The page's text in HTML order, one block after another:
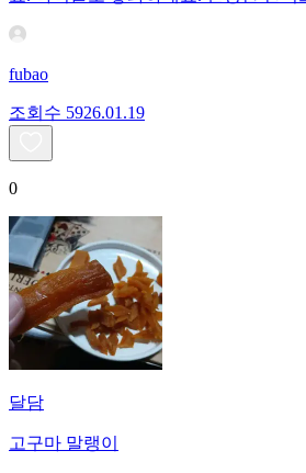
fubao
조회수 5926.01.19
0
달담
고구마 말랭이